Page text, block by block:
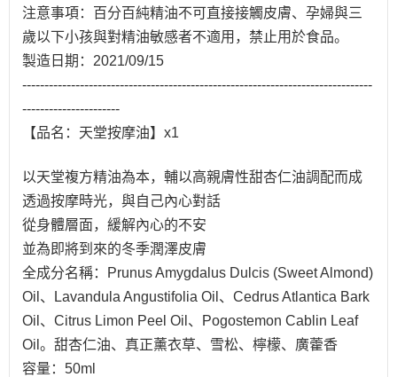
注意事項：百分百純精油不可直接接觸皮膚、孕婦與三
歲以下小孩與對精油敏感者不適用，禁止用於食品。
製造日期：2021/09/15
-------------------------------------------------------------------------------
----------------------
【品名：天堂按摩油】x1
以天堂複方精油為本，輔以高親膚性甜杏仁油調配而成
透過按摩時光，與自己內心對話
從身體層面，緩解內心的不安
並為即將到來的冬季潤澤皮膚
全成分名稱：Prunus Amygdalus Dulcis (Sweet Almond)
Oil、Lavandula Angustifolia Oil、Cedrus Atlantica Bark
Oil、Citrus Limon Peel Oil、Pogostemon Cablin Leaf
Oil。甜杏仁油、真正薰衣草、雪松、檸檬、廣藿香
容量：50ml